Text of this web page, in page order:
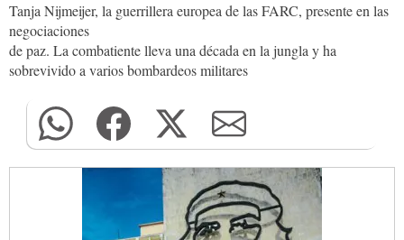
Tanja Nijmeijer, la guerrillera europea de las FARC, presente en las
negociaciones
de paz. La combatiente lleva una década en la jungla y ha
sobrevivido a varios bombardeos militares